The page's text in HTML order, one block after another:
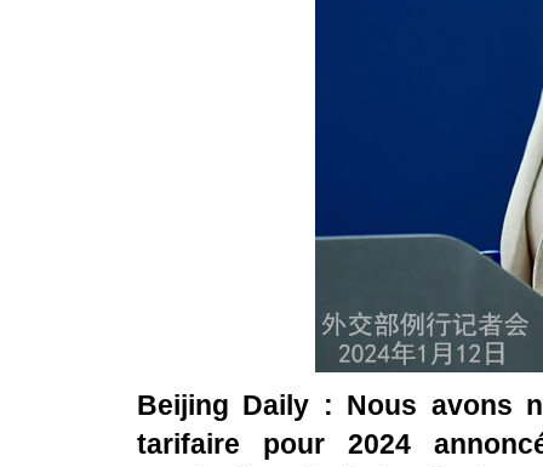
Beijing Daily : Nous avons
tarifaire pour 2024